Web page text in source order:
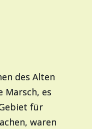
des Alten
Marsch, es
für
waren